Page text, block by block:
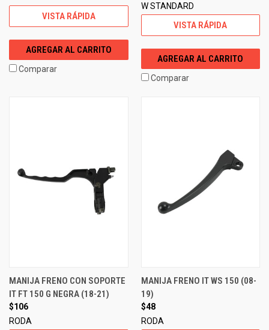
VISTA RÁPIDA
AGREGAR AL CARRITO
Comparar
W STANDARD
VISTA RÁPIDA
AGREGAR AL CARRITO
Comparar
MANIJA FRENO CON SOPORTE
IT FT 150 G NEGRA (18-21)
$106
RODA
MANIJA FRENO IT WS 150 (08-
19)
$48
RODA